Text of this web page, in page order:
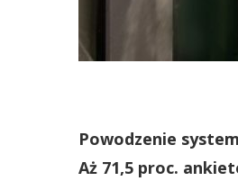
Powodzenie
Aż 71,5 proc.